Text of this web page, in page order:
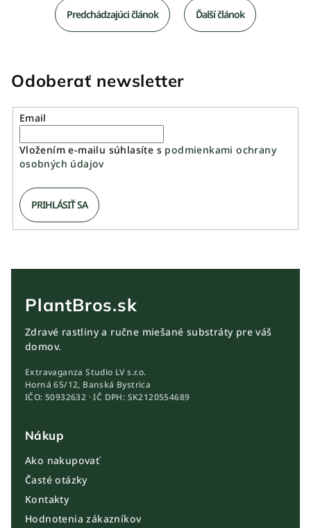
Predchádzajúci článok Ďalší článok
Odoberať newsletter
Email
Vložením e-mailu súhlasíte s podmienkami ochrany
osobných údajov
PRIHLÁSIŤ SA
PlantBros.sk
Zdravé rastliny a ručne miešané substráty pre váš
domov.
Extravaganza Studio LV s.r.o.
Horná 65/12, Banská Bystrica
IČO: 50932632 · IČ DPH: SK2120554689
Nákup
Ako nakupovať
Časté otázky
Kontakty
Hodnotenia zákazníkov